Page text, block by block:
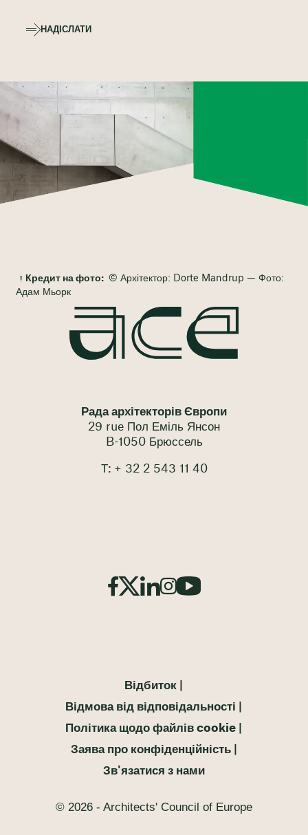
НАДІСЛАТИ
Кредит на фото: © Архітектор: Dorte Mandrup — Фото:
Адам Мьорк
Рада архітекторів Європи
29 rue Пол Еміль Янсон
B-1050 Брюссель
Т: + 32 2 543 11 40
Відбиток
Відмова від відповідальності
Політика щодо файлів cookie
Заява про конфіденційність
Зв'язатися з нами
© 2026 - Architects' Council of Europe